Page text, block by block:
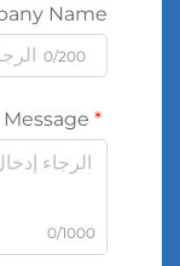
Name
0/200
0/1000